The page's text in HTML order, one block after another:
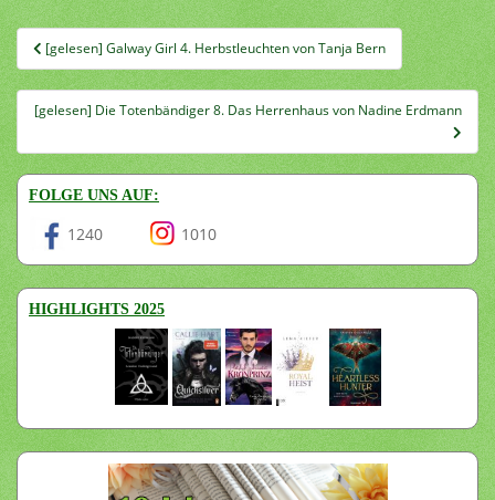
Beitragsnavigation
[gelesen] Galway Girl 4. Herbstleuchten von Tanja Bern
[gelesen] Die Totenbändiger 8. Das Herrenhaus von Nadine Erdmann
FOLGE UNS AUF:
1240 1010
HIGHLIGHTS 2025